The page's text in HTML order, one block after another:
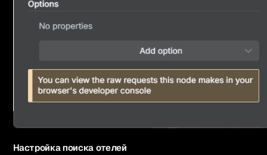
Настройка поиска отелей